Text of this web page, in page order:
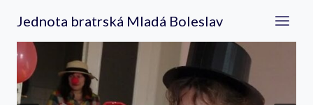
obsah
Jednota bratrská Mladá Boleslav